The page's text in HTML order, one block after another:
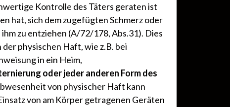
Kontrolle des Täters geraten ist
hat, sich dem zugefügten Schmerz oder
zu entziehen (A/72/178, Abs.31). Dies
physischen Haft, wie z.B. bei
in ein Heim,
oder jeder anderen Form des
von physischer Haft kann
von am Körper getragenen Geräten